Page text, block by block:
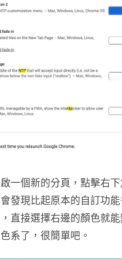
一個新的分頁，點擊右
發現比起原本的自訂功
，直接選擇右邊的顏色就
系了，很簡單吧。